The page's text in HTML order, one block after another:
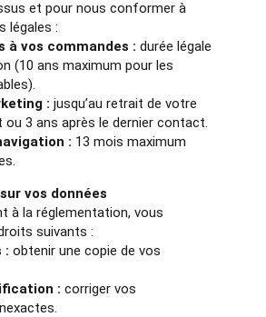
et pour nous conformer à
légales :
à vos commandes : durée légale
(10 ans maximum pour les
: jusqu’au retrait de votre
3 ans après le dernier contact.
: 13 mois maximum
vos données
à la réglementation, vous
suivants :
: obtenir une copie de vos
: corriger vos